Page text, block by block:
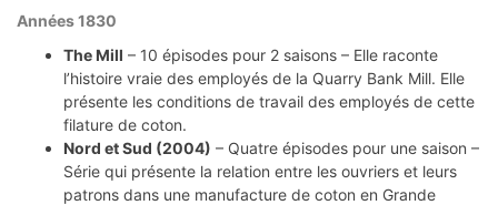
Années 1830
The Mill – 10 épisodes pour 2 saisons – Elle raconte
l’histoire vraie des employés de la Quarry Bank Mill. Elle
présente les conditions de travail des employés de cette
filature de coton.
Nord et Sud (2004) – Quatre épisodes pour une saison –
Série qui présente la relation entre les ouvriers et leurs
patrons dans une manufacture de coton en Grande